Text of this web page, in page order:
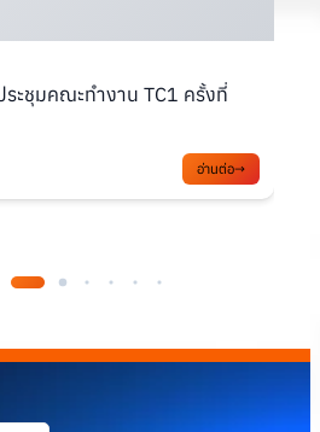
ระชุมคณะทำงาน TC1 ครั้งที่
อ่านต่อ